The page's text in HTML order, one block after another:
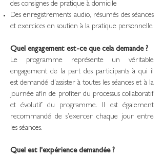
des consignes de pratique à domicile
Des enregistrements audio, résumés des séances
et exercices en soutien à la pratique personnelle
Quel engagement est-ce que cela demande ?
Le programme représente un véritable
engagement de la part des participants à qui il
est demandé d’assister à toutes les séances et à la
journée afin de profiter du processus collaboratif
et évolutif du programme. Il est également
recommandé de s’exercer chaque jour entre
les séances.
Quel est l'expérience demandée ?